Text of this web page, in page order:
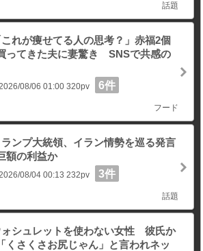
話題
れが痩せてる人の思考？」赤福2個
ってきた夫に妻驚き SNSで共感の
08/06 01:00 320pv 6件
フード
ンプ大統領、イラン情勢を巡る発言
額の利益か
08/04 00:13 232pv 3件
話題
ォシュレットを使わない女性 彼氏か
くさくさお尻じゃん」と言われネッ